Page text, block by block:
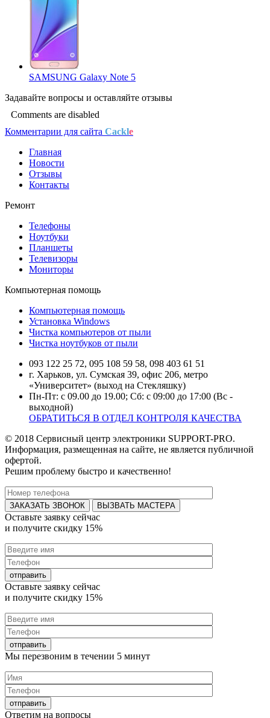
SAMSUNG Galaxy Note 5
Задавайте вопросы и оставляйте отзывы
Comments are disabled
Комментарии для сайта Cackle
Главная
Новости
Отзывы
Контакты
Ремонт
Телефоны
Ноутбуки
Планшеты
Телевизоры
Мониторы
Компьютерная помощь
Компьютерная помощь
Установка Windows
Чистка компьютеров от пыли
Чистка ноутбуков от пыли
093 122 25 72, 095 108 59 58, 098 403 61 51
г. Харьков, ул. Сумская 39, офис 206, метро
«Университет» (выход на Стекляшку)
Пн-Пт: с 09.00 до 19.00; Сб: с 09:00 до 17:00 (Вс -
выходной)
ОБРАТИТЬСЯ В ОТДЕЛ КОНТРОЛЯ КАЧЕСТВА
© 2018 Сервисный центр электроники SUPPORT-PRO.
Информация, размещенная на сайте, не является публичной
офертой.
Решим проблему быстро и качественно!
ВЫЗВАТЬ МАСТЕРА
Оставьте заявку сейчас
и получите скидку 15%
Оставьте заявку сейчас
и получите скидку 15%
Мы перезвоним в течении 5 минут
Ответим на вопросы